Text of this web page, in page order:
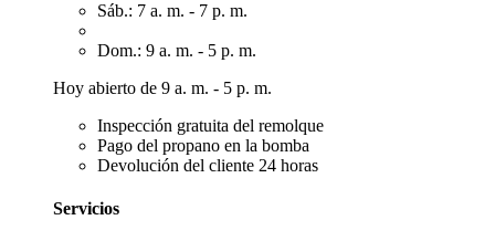
Sáb.: 7 a. m. - 7 p. m.
Dom.: 9 a. m. - 5 p. m.
Hoy abierto de 9 a. m. - 5 p. m.
Inspección gratuita del remolque
Pago del propano en la bomba
Devolución del cliente 24 horas
Servicios